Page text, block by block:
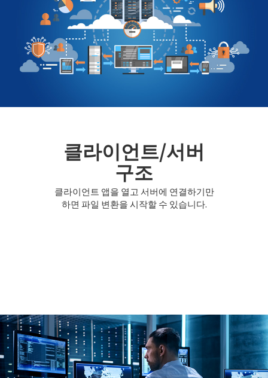
클라이언트/서버
구조
클라이언트 앱을 열고 서버에 연결하기만
하면 파일 변환을 시작할 수 있습니다.